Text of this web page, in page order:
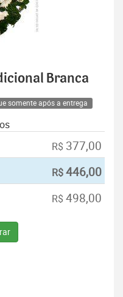
Branca
somente após a entrega
R$ 377,00
R$446,00
R$ 498,00